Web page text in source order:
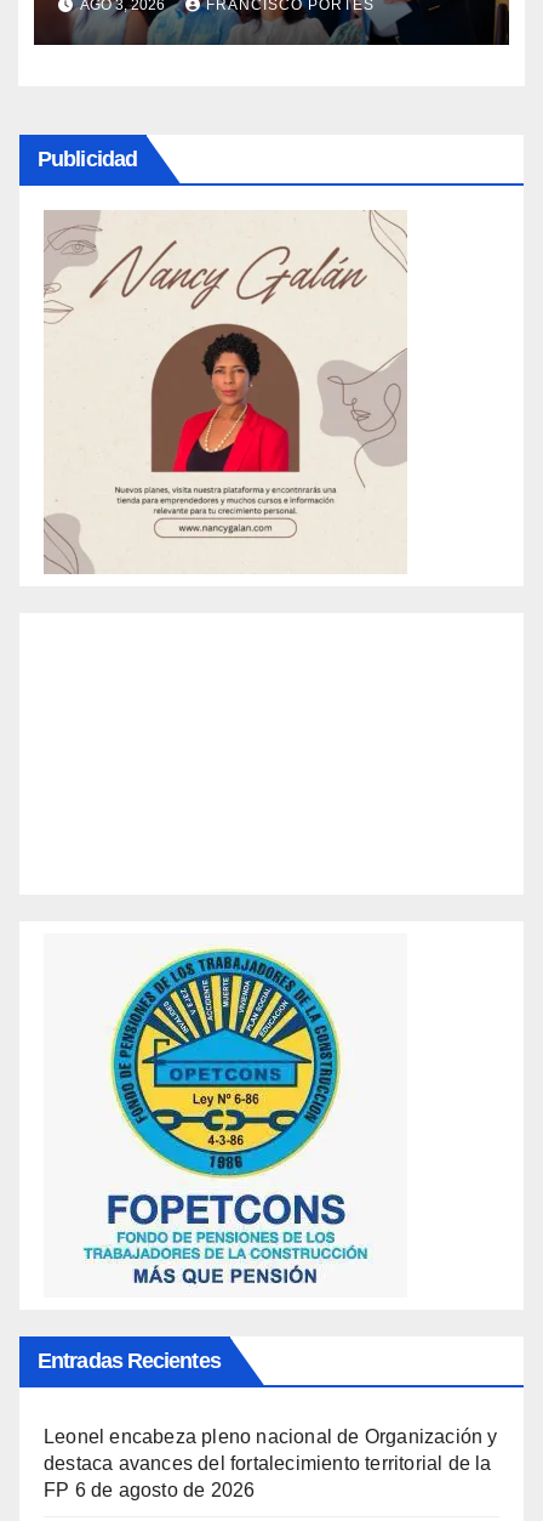
binacionales
AGO 3, 2026 FRANCISCO PORTES
Publicidad
Entradas Recientes
Leonel encabeza pleno nacional de Organización y
destaca avances del fortalecimiento territorial de la
FP 6 de agosto de 2026